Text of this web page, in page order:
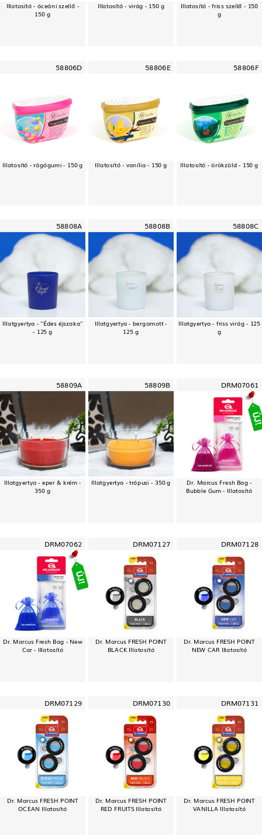
Illatosító - óceáni szellő -
150 g
Illatosító - virág - 150 g Illatosító - friss szellő - 150
g
58806D
Illatosító - rágógumi - 150 g
58806E
Illatosító - vanília - 150 g
58806F
Illatosító - örökzöld - 150 g
58808A
Illatgyertya - "Édes éjszaka"
- 125 g
58808B
Illatgyertya - bergamott -
125 g
58808C
Illatgyertya - friss virág - 125
g
58809A
Illatgyertya - eper & krém -
350 g
58809B
Illatgyertya - trópusi - 350 g
DRM07061
Dr. Marcus Fresh Bag -
Bubble Gum - Illatosító
DRM07062
Dr. Marcus Fresh Bag - New
Car - Illatosító
DRM07127
Dr. Marcus FRESH POINT
BLACK Illatosító
DRM07128
Dr. Marcus FRESH POINT
NEW CAR Illatosító
DRM07129
Dr. Marcus FRESH POINT
OCEAN Illatosító
DRM07130
Dr. Marcus FRESH POINT
RED FRUITS Illatosító
DRM07131
Dr. Marcus FRESH POINT
VANILLA Illatosító